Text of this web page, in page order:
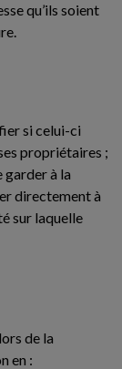
qu’ils soient
si celui-ci
propriétaires ;
garder à la
directement à
sur laquelle
de la
en :